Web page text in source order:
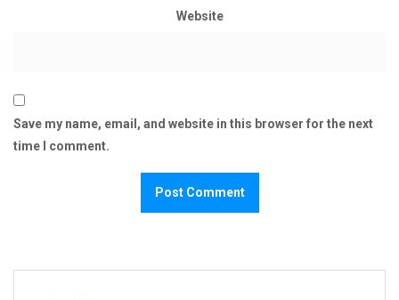
Website
Save my name, email, and website in this browser for the next
time I comment.